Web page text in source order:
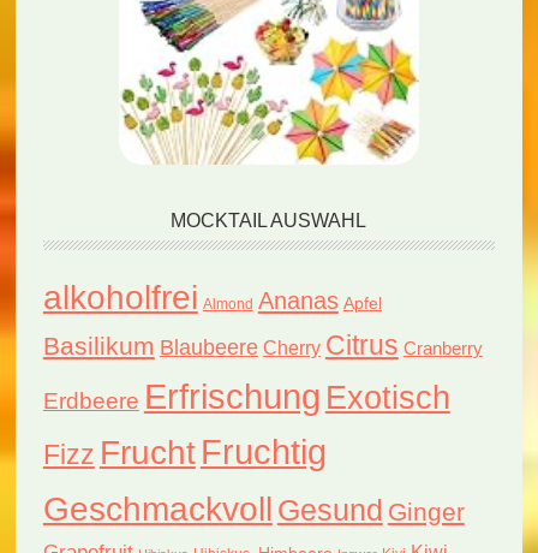
MOCKTAIL AUSWAHL
alkoholfrei Almond Ananas Apfel
Basilikum Blaubeere Cherry Citrus Cranberry
Erdbeere Erfrischung Exotisch
Fizz FruchtFruchtig
Geschmackvoll Gesund Ginger